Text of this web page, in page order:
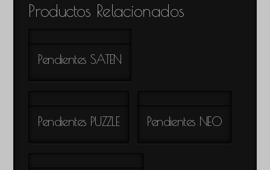
Productos Relacionados
Pendientes SATEN
Pendientes PUZZLE Pendientes NEO